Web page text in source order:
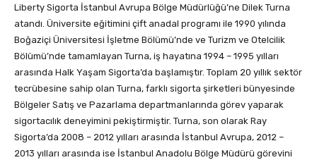
Liberty Sigorta İstanbul Avrupa Bölge Müdürlüğü’ne Dilek Turna
atandı. Üniversite eğitimini çift anadal programı ile 1990 yılında
Boğaziçi Üniversitesi İşletme Bölümü’nde ve Turizm ve Otelcilik
Bölümü’nde tamamlayan Turna, iş hayatına 1994 – 1995 yılları
arasında Halk Yaşam Sigorta’da başlamıştır. Toplam 20 yıllık sektör
tecrübesine sahip olan Turna, farklı sigorta şirketleri bünyesinde
Bölgeler Satış ve Pazarlama departmanlarında görev yaparak
sigortacılık deneyimini pekiştirmiştir. Turna, son olarak Ray
Sigorta’da 2008 – 2012 yılları arasında İstanbul Avrupa, 2012 –
2013 yılları arasında ise İstanbul Anadolu Bölge Müdürü görevini